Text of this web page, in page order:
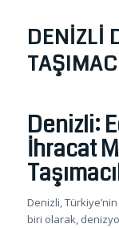
DENIZLI
Denizli:
İhracat
Denizli,
biri olarak,